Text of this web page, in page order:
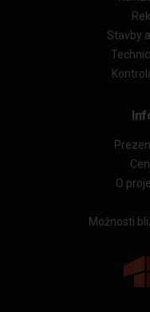
Stavby
O
Možnosti